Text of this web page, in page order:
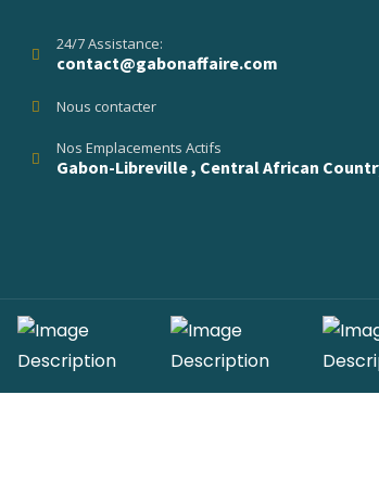
24/7 Assistance:
contact@gabonaffaire.com
Nous contacter
Nos Emplacements Actifs
Gabon-Libreville , Central African